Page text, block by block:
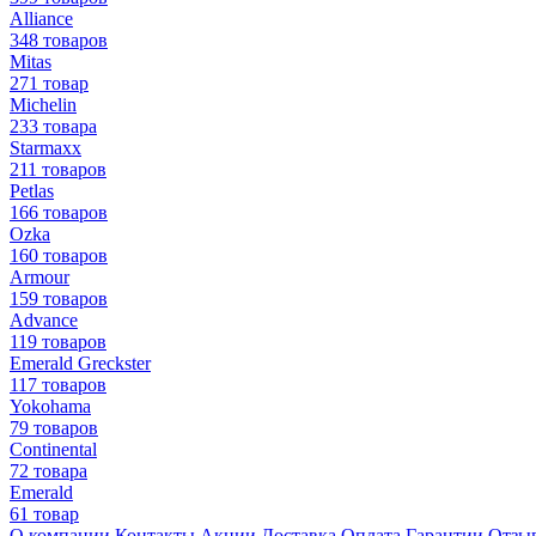
Alliance
348 товаров
Mitas
271 товар
Michelin
233 товара
Starmaxx
211 товаров
Petlas
166 товаров
Ozka
160 товаров
Armour
159 товаров
Advance
119 товаров
Emerald Greckster
117 товаров
Yokohama
79 товаров
Continental
72 товара
Emerald
61 товар